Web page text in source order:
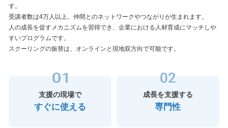
す。
受講者数は4万人以上。仲間とのネットワークやつながりが生まれます。
人の成長を促すメカニズムを習得でき、企業における人材育成にマッチしや
すいプログラムです。
スクーリングの振替は、オンラインと現地双方向で可能です。
支援の現場で
すぐに使える
成長を支援する
専門性